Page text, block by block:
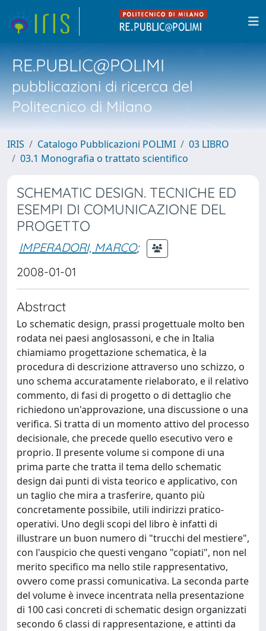
RE.PUBLIC@POLIMI
pubblicazioni di ricerca del
Politecnico di Milano
IRIS Catalogo Pubblicazioni POLIMI
03 LIBRO
03.1 Monografia o trattato scientifico
SCHEMATIC DESIGN. TECNICHE ED
ESEMPI DI COMUNICAZIONE DEL
PROGETTO
IMPERADORI, MARCO;
2008-01-01
Abstract
Lo schematic design, prassi progettuale molto ben
rodata nei paesi anglosassoni, e che in Italia
chiamiamo progettazione schematica, è la
procedura di descrizione attraverso uno schizzo, o
uno schema accuratamente rielaborato, e il relativo
commento, di fasi di progetto o di dettaglio che
richiedono un'approvazione, una discussione o una
verifica. Si tratta di un momento attivo del processo
decisionale, che precede quello esecutivo vero e
proprio. Il presente volume si compone di una
prima parte che tratta il tema dello schematic
design dai punti di vista teorico e applicativo, con
un taglio che mira a trasferire, quanto più
concretamente possibile, utili indirizzi pratico-
operativi. Uno degli scopi del libro è infatti di
illustrare un buon numero di "trucchi del mestiere",
con l'auspicio che questi vengano "copiati", non nel
merito specifico ma nello stile rappresentativo,
ovvero come prassi comunicativa. La seconda parte
del volume è invece incentrata nella presentazione
di 100 casi concreti di schematic design organizzati
secondo 6 classi di rappresentazione, e attinti da